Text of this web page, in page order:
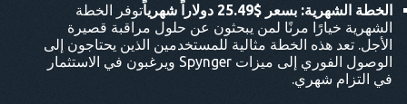
الخطة الشهرية: بسعر $25.49 دولاراً شهرياً
توفر الخطة
الشهرية خيارًا مرنًا لمن يبحثون عن حلول مراقبة قصيرة
الأجل. تعد هذه الخطة مثالية للمستخدمين الذين يحتاجون إلى
الوصول الفوري إلى ميزات Spynger ويرغبون في الاستثمار
في التزام شهري.